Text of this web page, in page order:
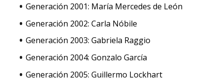
Generación 2001: María Mercedes de León
Generación 2002: Carla Nóbile
Generación 2003: Gabriela Raggio
Generación 2004: Gonzalo García
Generación 2005: Guillermo Lockhart